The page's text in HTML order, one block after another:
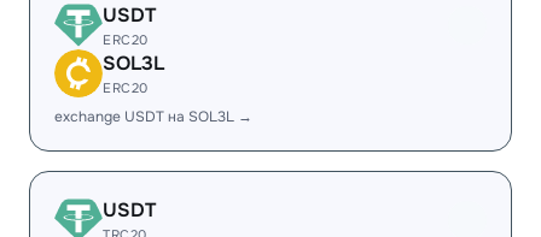
USDT
ERC20
SOL3L
ERC20
exchange USDT на SOL3L →
USDT